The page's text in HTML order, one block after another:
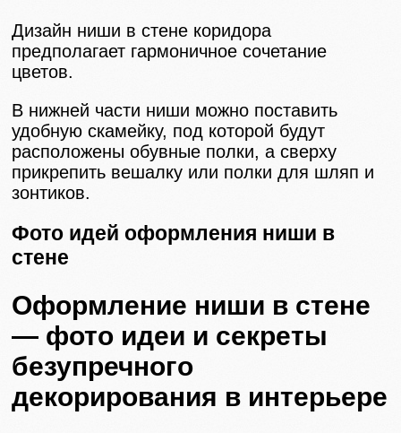
Дизайн ниши в стене коридора
предполагает гармоничное сочетание
цветов.
В нижней части ниши можно поставить
удобную скамейку, под которой будут
расположены обувные полки, а сверху
прикрепить вешалку или полки для шляп и
зонтиков.
Фото идей оформления ниши в
стене
Оформление ниши в стене
— фото идеи и секреты
безупречного
декорирования в интерьере